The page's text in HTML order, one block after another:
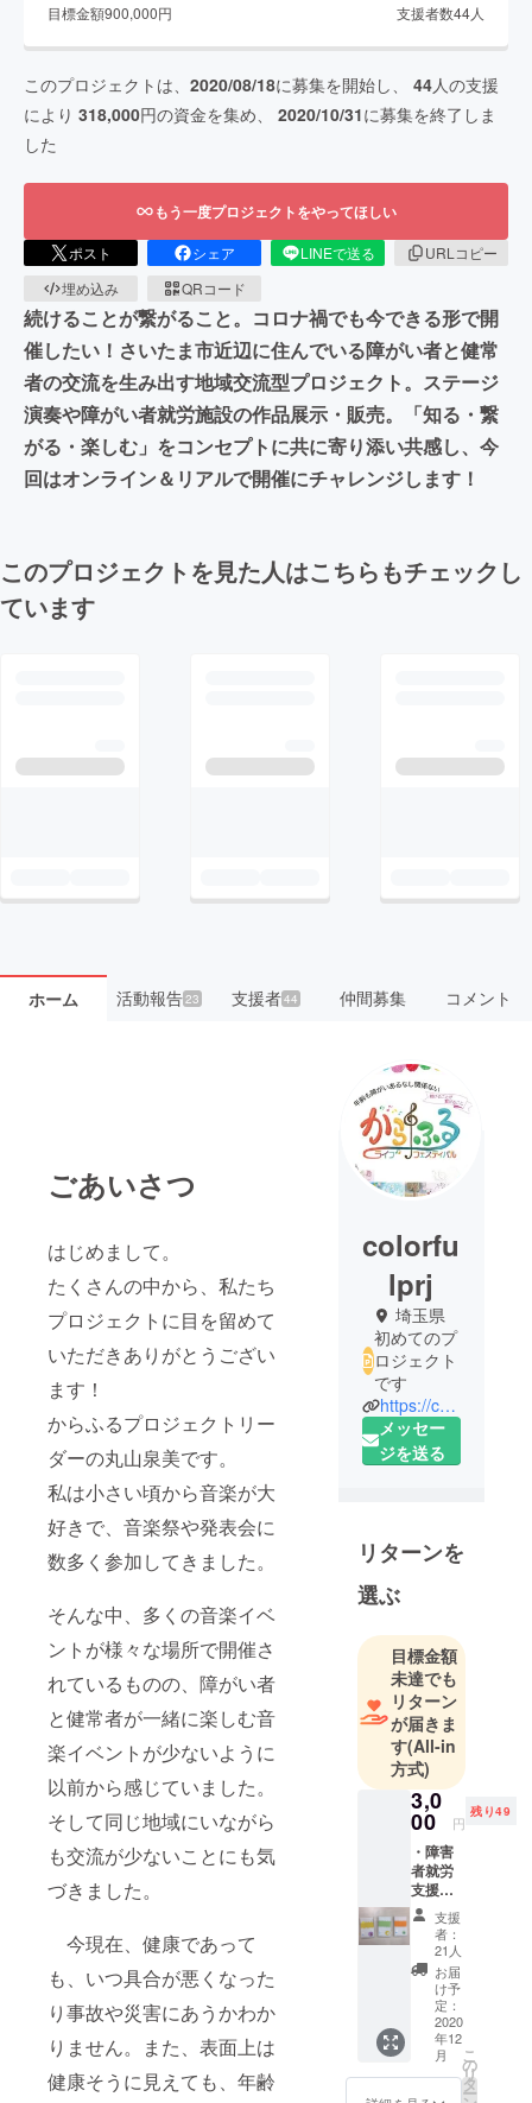
目標金額900,000円 支援者数44人
このプロジェクトは、 2020/08/18に募集を開始し、 44人の支援
により 318,000円の資金を集め、 2020/10/31に募集を終了しま
した
もう一度プロジェクトをやってほしい
ポスト シェア LINEで送る
URLコピー
埋め込み
QRコード
続けることが繋がること。コロナ禍でも今できる形で開
催したい！さいたま市近辺に住んでいる障がい者と健常
者の交流を生み出す地域交流型プロジェクト。ステージ
演奏や障がい者就労施設の作品展示・販売。「知る・繋
がる・楽しむ」をコンセプトに共に寄り添い共感し、今
回はオンライン＆リアルで開催にチャレンジします！
このプロジェクトを見た人はこちらもチェックし
ています
ホーム 活動報告23 支援者44 仲間募集 コメント
ごあいさつ
はじめまして。
たくさんの中から、私たち
プロジェクトに目を留めて
いただきありがとうござい
ます！
からふるプロジェクトリー
ダーの丸山泉美です。
私は小さい頃から音楽が大
好きで、音楽祭や発表会に
数多く参加してきました。
そんな中、多くの音楽イベ
ントが様々な場所で開催さ
れているものの、障がい者
と健常者が一緒に楽しむ音
楽イベントが少ないように
以前から感じていました。
そして同じ地域にいながら
も交流が少ないことにも気
づきました。
今現在、健康であって
も、いつ具合が悪くなった
り事故や災害にあうかわか
りません。また、表面上は
健康そうに見えても、年齢
colorfu
lprj
埼玉県
初めてのプ
ロジェクト
です
https://colorful-live.net/
メッセー
ジを送る
リターンを
選ぶ
目標金額
未達でも
リターン
が届きま
す(All-in
方式)
3,0
00 円
残り49
・障害
者就労
支援施
設で製
作され
た物品
を1個位
お送り
ます。
リター
ン例：
くるみ
ぼたん
のヘア
支援
者：
21人
お届
け予
定：
2020
年12
月
こ
の
リ
タ
ー